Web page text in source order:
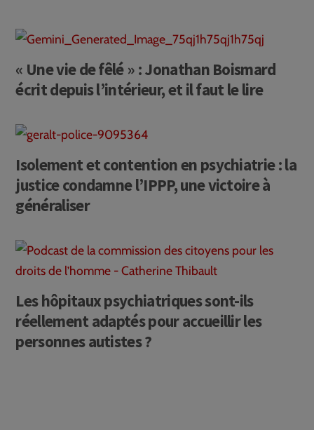
« Une vie de fêlé » : Jonathan Boismard
écrit depuis l’intérieur, et il faut le lire
Isolement et contention en psychiatrie : la
justice condamne l’IPPP, une victoire à
généraliser
Les hôpitaux psychiatriques sont-ils
réellement adaptés pour accueillir les
personnes autistes ?